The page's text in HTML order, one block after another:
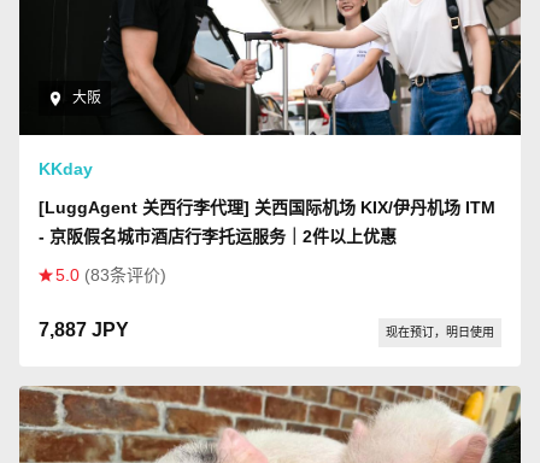
大阪
KKday
[LuggAgent 关西行李代理] 关西国际机场 KIX/伊丹机场 ITM
- 京阪假名城市酒店行李托运服务｜2件以上优惠
5.0 (83条评价)
7,887 JPY 现在预订，明日使用